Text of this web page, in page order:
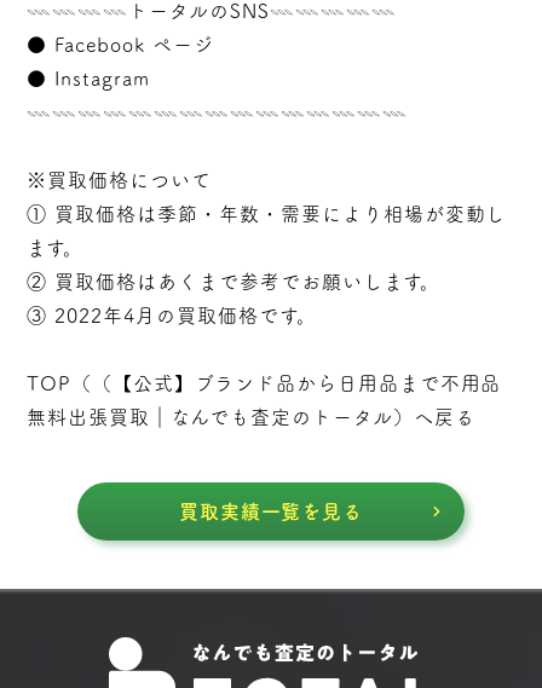
𓇠𓇠𓇠𓇠トータルのSNS𓇠𓇠𓇠𓇠𓇠
● Facebook ページ
●
Instagram
𓇠𓇠𓇠𓇠𓇠𓇠𓇠𓇠𓇠𓇠𓇠𓇠𓇠𓇠𓇠
※買取価格について
① 買取価格は季節・年数・需要により相場が変動し
ます。
② 買取価格はあくまで参考でお願いします。
③ 2022年4月の買取価格です。
TOP（（
【公式】ブランド品から日用品まで不用品
無料出張買取｜なんでも査定のトータル ）へ戻る
買取実績一覧を見る